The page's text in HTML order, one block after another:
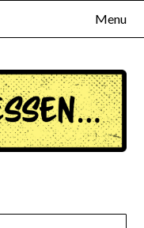
Menu